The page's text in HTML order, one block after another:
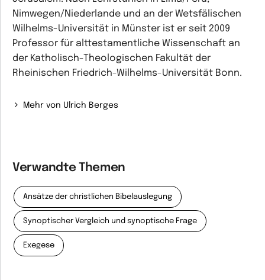
Nimwegen/Niederlande und an der Wetsfälischen
Wilhelms-Universität in Münster ist er seit 2009
Professor für alttestamentliche Wissenschaft an
der Katholisch-Theologischen Fakultät der
Rheinischen Friedrich-Wilhelms-Universität Bonn.
Mehr von Ulrich Berges
Verwandte Themen
Ansätze der christlichen Bibelauslegung
Synoptischer Vergleich und synoptische Frage
Exegese